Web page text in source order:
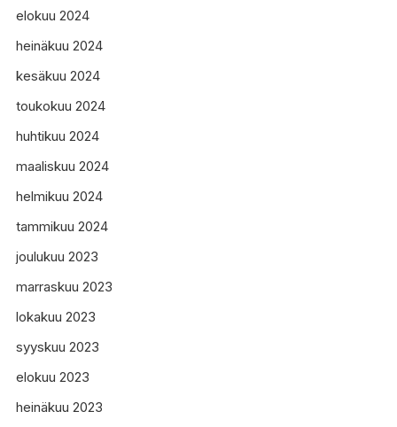
elokuu 2024
heinäkuu 2024
kesäkuu 2024
toukokuu 2024
huhtikuu 2024
maaliskuu 2024
helmikuu 2024
tammikuu 2024
joulukuu 2023
marraskuu 2023
lokakuu 2023
syyskuu 2023
elokuu 2023
heinäkuu 2023